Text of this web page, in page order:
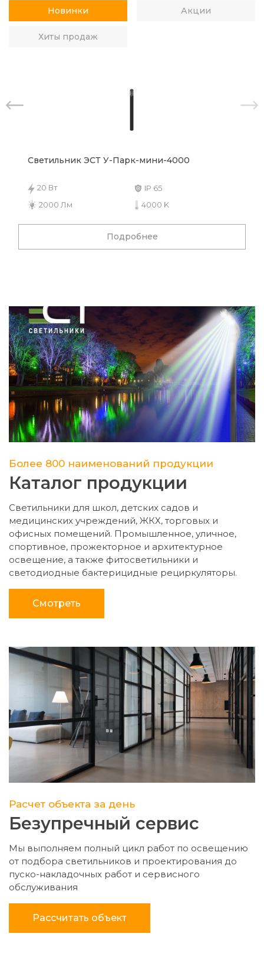
Новинки Акции
Хиты продаж
Светильник ЭСТ У-Парк-мини-4000
20 Вт
IP 65
2000 Лм
4000 K
Подробнее
Более 800 наименований продукции
Каталог продукции
Светильники для школ, детских садов и
медицинских учреждений, ЖКХ, торговых и
офисных помещений. Промышленное, уличное,
спортивное, прожекторное и архитектурное
освещение, а также фитосветильники и
светодиодные бактерицидные рециркуляторы.
Смотреть
Расчет объекта за день
Безупречный сервис
Мы выполняем полный цикл работ по освещению
от подбора светильников и проектирования до
пуско-накладочных работ и сервисного
обслуживания
Рассчитать объект